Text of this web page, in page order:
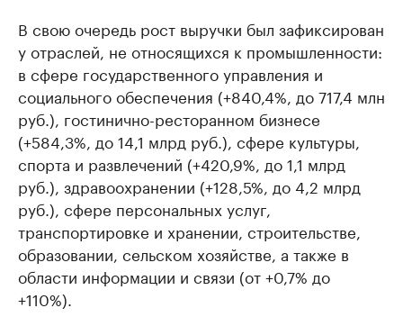
В свою очередь рост выручки был зафиксирован
у отраслей, не относящихся к промышленности:
в сфере государственного управления и
социального обеспечения (+840,4%, до 717,4 млн
руб.), гостинично-ресторанном бизнесе
(+584,3%, до 14,1 млрд руб.), сфере культуры,
спорта и развлечений (+420,9%, до 1,1 млрд
руб.), здравоохранении (+128,5%, до 4,2 млрд
руб.), сфере персональных услуг,
транспортировке и хранении, строительстве,
образовании, сельском хозяйстве, а также в
области информации и связи (от +0,7% до
+110%).